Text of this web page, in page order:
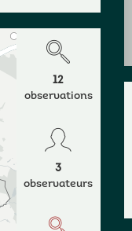
12
observations
3
observateurs